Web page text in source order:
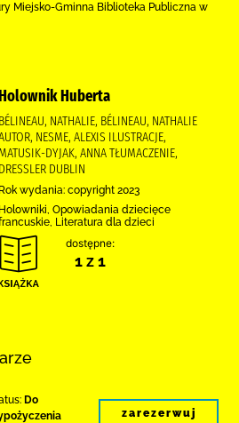
Miejsko-Gminna Biblioteka Publiczna w
Huberta
BÉLINEAU, NATHALIE, BÉLINEAU, NATHALIE
NESME, ALEXIS ILUSTRACJE,
MATUSIK-DYJAK, ANNA TŁUMACZENIE,
DRESSLER DUBLIN
Rok wydania: copyright 2023
Holowniki, Opowiadania dziecięce
Literatura dla dzieci
dostępne:
1 z 1
Do
zarezerwuj